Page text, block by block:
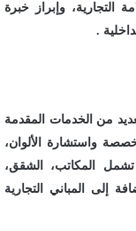
التجارية، وإبراز خبرة
.
من الخدمات المقدمة
واستشارة الألوان،
المكاتب، الشقق،
إلى المباني التجارية